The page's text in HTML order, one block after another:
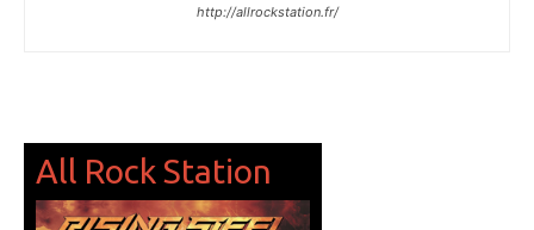
http://allrockstation.fr/